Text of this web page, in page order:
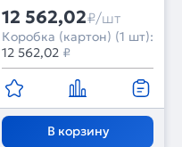
12 562,02₽/шт
Коробка (картон) (1 шт):
12 562,02 ₽
В корзину